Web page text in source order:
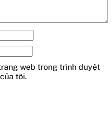
web trong trình duyệt
tôi.